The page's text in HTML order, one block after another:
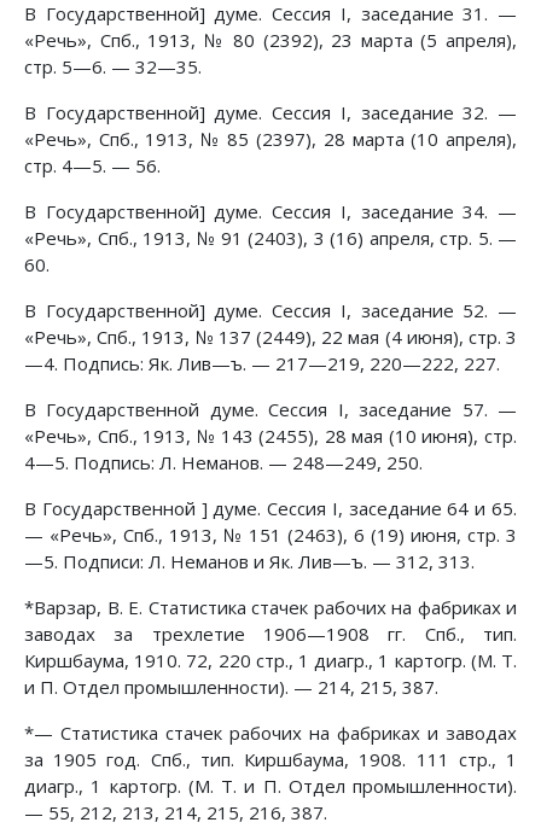
В Государственной] думе. Сессия I, заседание 31. —
«Речь», Спб., 1913, № 80 (2392), 23 марта (5 апреля),
стр. 5—6. — 32—35.
В Государственной] думе. Сессия I, заседание 32. —
«Речь», Спб., 1913, № 85 (2397), 28 марта (10 апреля),
стр. 4—5. — 56.
В Государственной] думе. Сессия I, заседание 34. —
«Речь», Спб., 1913, № 91 (2403), 3 (16) апреля, стр. 5. —
60.
В Государственной] думе. Сессия I, заседание 52. —
«Речь», Спб., 1913, № 137 (2449), 22 мая (4 июня), стр. 3
—4. Подпись: Як. Лив—ъ. — 217—219, 220—222, 227.
В Государственной думе. Сессия I, заседание 57. —
«Речь», Спб., 1913, № 143 (2455), 28 мая (10 июня), стр.
4—5. Подпись: Л. Неманов. — 248—249, 250.
В Государственной ] думе. Сессия I, заседание 64 и 65.
— «Речь», Спб., 1913, № 151 (2463), 6 (19) июня, стр. 3
—5. Подписи: Л. Неманов и Як. Лив—ъ. — 312, 313.
*Варзар, В. Е. Статистика стачек рабочих на фабриках и
заводах за трехлетие 1906—1908 гг. Спб., тип.
Киршбаума, 1910. 72, 220 стр., 1 диагр., 1 картогр. (М. Т.
и П. Отдел промышленности). — 214, 215, 387.
*— Статистика стачек рабочих на фабриках и заводах
за 1905 год. Спб., тип. Киршбаума, 1908. 111 стр., 1
диагр., 1 картогр. (М. Т. и П. Отдел промышленности).
— 55, 212, 213, 214, 215, 216, 387.